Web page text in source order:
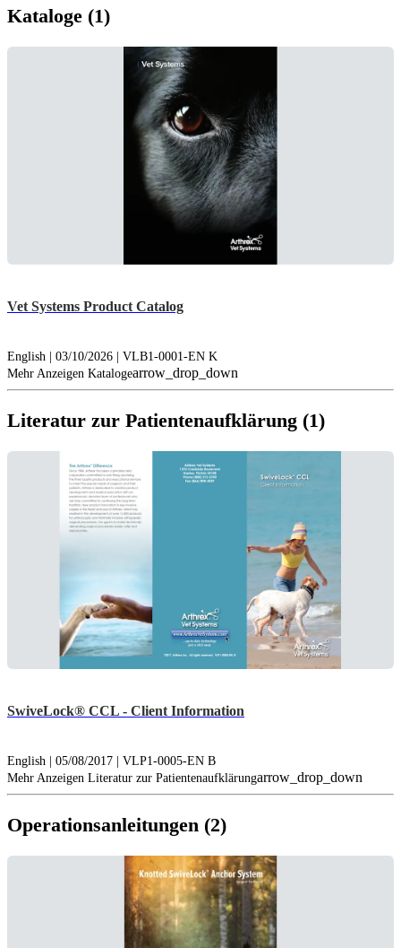
Kataloge (1)
Vet Systems Product Catalog
English | 03/10/2026 | VLB1-0001-EN K
Mehr Anzeigen Katalogearrow_drop_down
Literatur zur Patientenaufklärung (1)
SwiveLock® CCL - Client Information
English | 05/08/2017 | VLP1-0005-EN B
Mehr Anzeigen Literatur zur Patientenaufklärungarrow_drop_down
Operationsanleitungen (2)